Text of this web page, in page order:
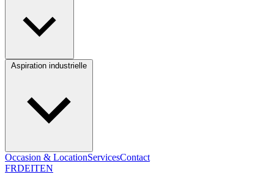
Occasion & LocationServicesContact
FRDEITEN